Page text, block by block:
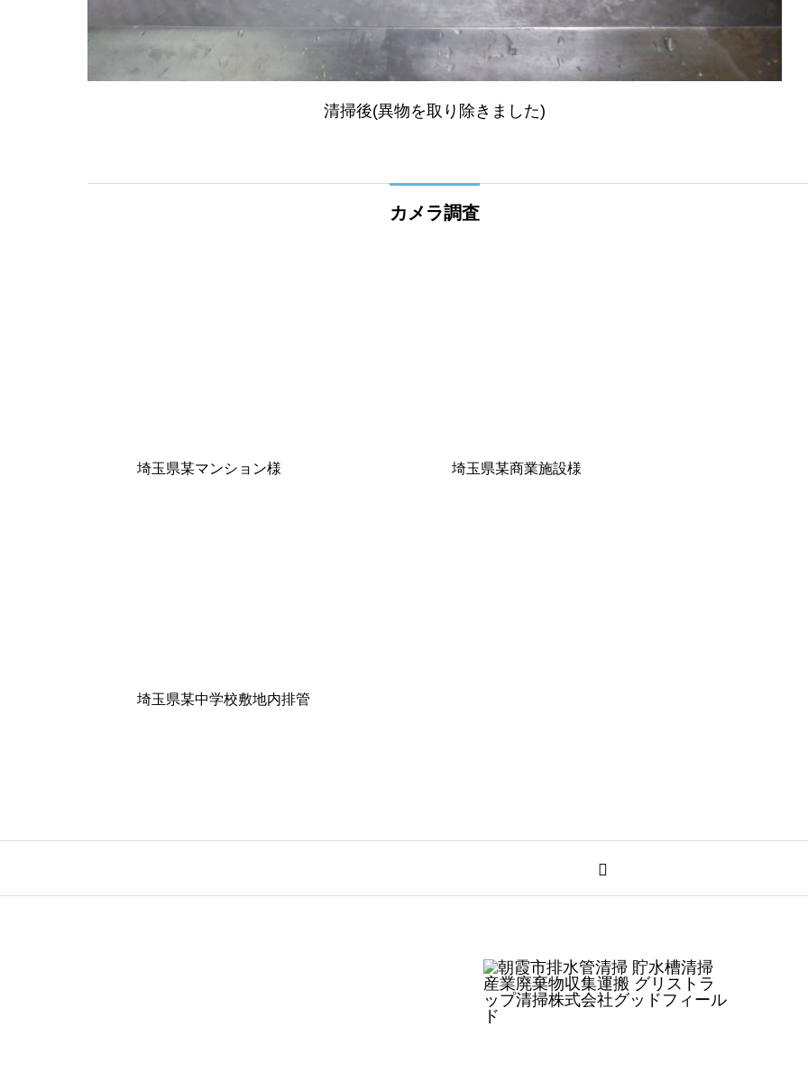
清掃後(異物を取り除きました)
カメラ調査
埼玉県某マンション様 埼玉県某商業施設様
埼玉県某中学校敷地内排管